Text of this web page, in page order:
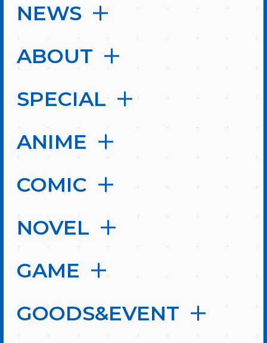
NEWS
ABOUT
SPECIAL
ANIME
COMIC
NOVEL
GAME
GOODS&EVENT